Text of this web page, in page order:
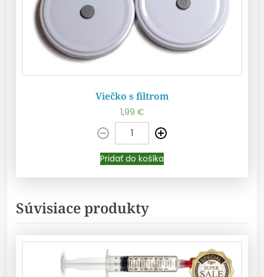
Pridať do košíka
Viečko s filtrom
1,99 €
Pridať do košíka
Súvisiace produkty